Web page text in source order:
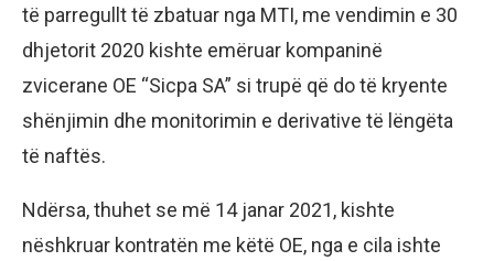
të parregullt të zbatuar nga MTI, me vendimin e 30
dhjetorit 2020 kishte emëruar kompaninë
zvicerane OE “Sicpa SA” si trupë që do të kryente
shënjimin dhe monitorimin e derivative të lëngëta
të naftës.
Ndërsa, thuhet se më 14 janar 2021, kishte
nëshkruar kontratën me këtë OE, nga e cila ishte